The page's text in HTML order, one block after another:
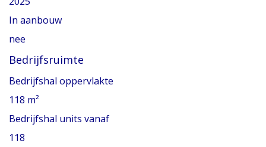
In aanbouw
nee
Bedrijfsruimte
Bedrijfshal oppervlakte
118 m²
Bedrijfshal units vanaf
118